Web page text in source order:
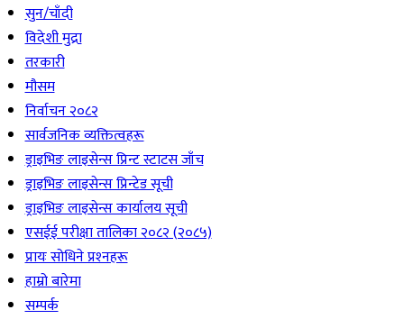
सुन/चाँदी
विदेशी मुद्रा
तरकारी
मौसम
निर्वाचन २०८२
सार्वजनिक व्यक्तित्वहरू
ड्राइभिङ लाइसेन्स प्रिन्ट स्टाटस जाँच
ड्राइभिङ लाइसेन्स प्रिन्टेड सूची
ड्राइभिङ लाइसेन्स कार्यालय सूची
एसईई परीक्षा तालिका २०८२ (२०८५)
प्रायः सोधिने प्रश्‍नहरू
हाम्रो बारेमा
सम्पर्क